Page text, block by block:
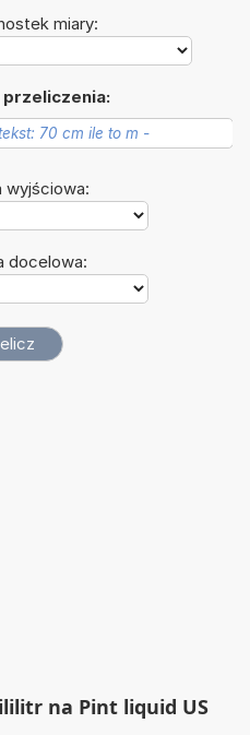
miary:
wyjściowa:
docelowa:
na Pint liquid US